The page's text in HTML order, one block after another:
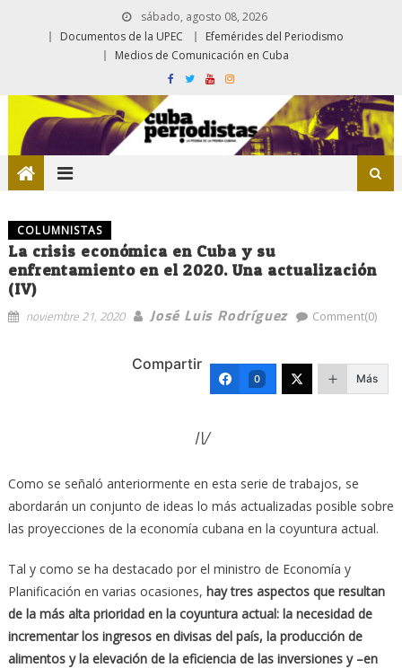
sábado, agosto 08, 2026
Documentos de la UPEC
Efemérides del Periodismo
Medios de Comunicación en Cuba
COLUMNISTAS
La crisis económica en Cuba y su
enfrentamiento en el 2020. Una actualización
(IV)
noviembre 21, 2020 José Luis Rodríguez Comment(0)
Compartir
0 Más
IV
Como se señaló anteriormente en esta serie de trabajos, se
abordarán un conjunto de ideas lo más actualizadas posible sobre
las proyecciones de la economía cubana en la coyuntura actual.
Tal y como se ha destacado por el ministro de Economía y
Planificación en varias ocasiones, hay tres aspectos que resultan
de la más alta prioridad en la coyuntura actual: la necesidad de
incrementar los ingresos en divisas del país, la producción de
alimentos y la elevación de la eficiencia de las inversiones y –en